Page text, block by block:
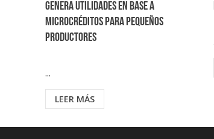
genera utilidades en base a
microcréditos para pequeños
productores
...
LEER MÁS